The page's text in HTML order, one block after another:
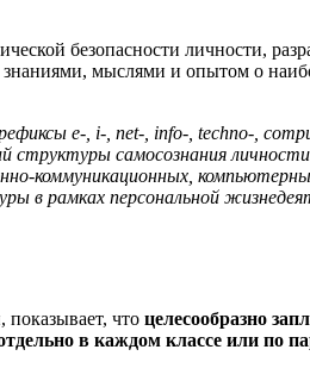
безопасности личности,
мыслями и опытом о
e-, i-, net-, info-, techno-,
структуры самосознания
коммуникационных,
в рамках персональной
что целесообразно
в каждом классе или по